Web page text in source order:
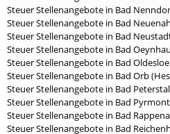
Steuer Stellenangebote in Bad
Steuer Stellenangebote in Bad
Steuer Stellenangebote in Bad
Steuer Stellenangebote in Bad
Steuer Stellenangebote in Bad
Steuer Stellenangebote in Bad Orb
Steuer Stellenangebote in Bad
Steuer Stellenangebote in Bad
Steuer Stellenangebote in Bad
Steuer Stellenangebote in Bad